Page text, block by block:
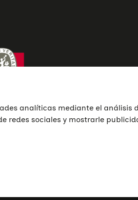
analíticas mediante el análisis
redes sociales y mostrarle